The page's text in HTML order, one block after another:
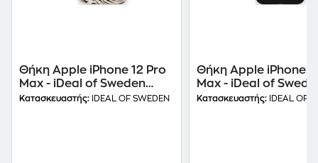
Θήκη Apple iPhone 12 Pro
Max - iDeal of Sweden
Fashion - Hypnotic Zebra
Κατασκευαστής: IDEAL OF SWEDEN
Θήκη Apple iPhone
Max - iDeal of
Fashion Seamless -
Κατασκευαστής: IDEAL OF